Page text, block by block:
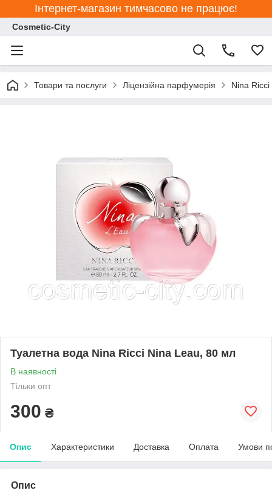
Інтернет-магазин тимчасово не працює!
Cosmetic-City
Товари та послуги Ліцензійна парфумерія Nina Ricci
Туалетна вода Nina Ricci Nina Leau, 80 мл
В наявності
Тільки опт
300 ₴
Опис Характеристики Доставка Оплата Умови
Опис